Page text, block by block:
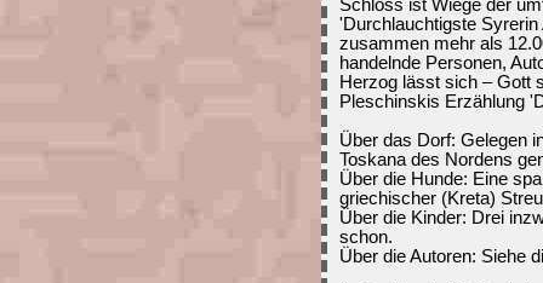
Schloss ist Wiege der
'Durchlauchtigste
zusammen mehr als
handelnde Personen,
Herzog lässt sich – Gott
Pleschinskis Erzählung
Über das Dorf: Gelegen
Toskana des Nordens
Über die Hunde: Eine
griechischer (Kreta)
Über die Kinder: Drei
schon.
Über die Autoren: Siehe